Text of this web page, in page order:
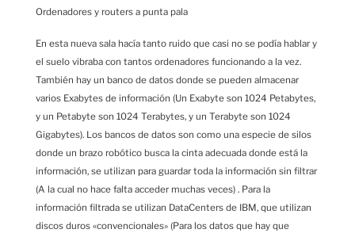
Ordenadores y routers a punta pala
En esta nueva sala hacía tanto ruido que casi no se podía hablar y
el suelo vibraba con tantos ordenadores funcionando a la vez.
También hay un banco de datos donde se pueden almacenar
varios Exabytes de información (Un Exabyte son 1024 Petabytes,
y un Petabyte son 1024 Terabytes, y un Terabyte son 1024
Gigabytes). Los bancos de datos son como una especie de silos
donde un brazo robótico busca la cinta adecuada donde está la
información, se utilizan para guardar toda la información sin filtrar
(A la cual no hace falta acceder muchas veces) . Para la
información filtrada se utilizan DataCenters de IBM, que utilizan
discos duros «convencionales» (Para los datos que hay que